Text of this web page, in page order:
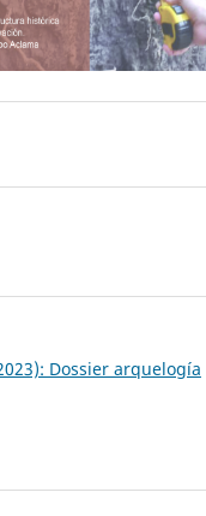
Dossier arquelogía